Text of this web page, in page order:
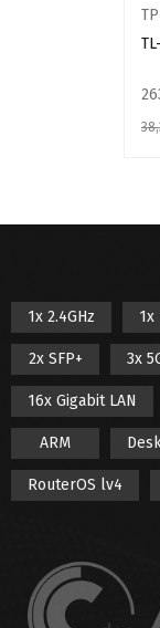
1x 2.4GHz 1x
2x SFP+ 3x
16x Gigabit LAN
ARM
RouterOS lv4